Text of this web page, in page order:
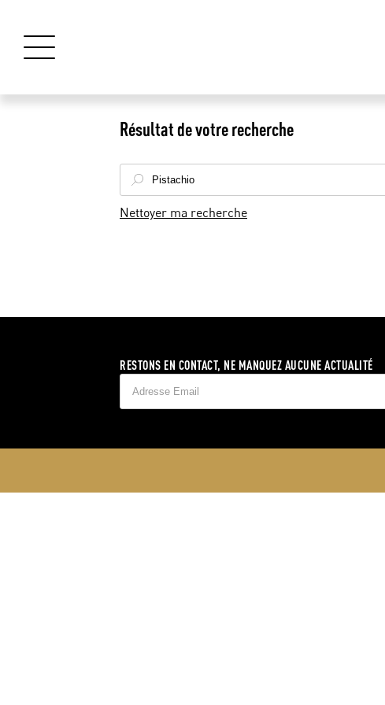
Résultat de votre recherche
Nettoyer ma recherche
RESTONS EN CONTACT, NE MANQUEZ AUCUNE ACTUALITÉ